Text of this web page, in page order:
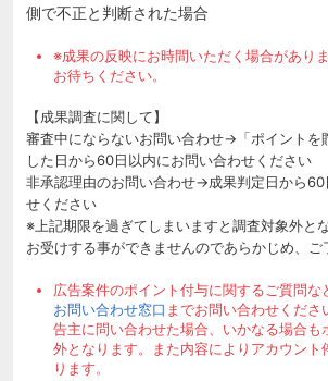
側で不正と判断された場合
※成果の反映にお時間いただく場合があり
お待ちください。
【成果調査に関して】
審査中にならないお問い合わせ→「ポイントを
した日から60日以内にお問い合わせください
非承認理由のお問い合わせ→成果判定日から60
せください
※上記期限を過ぎてしまいますと調査対象外と
お受けする事ができませんのであらかじめ、ご
広告案件のポイント付与に関するご質問な
お問い合わせ窓口 までお問い合わせくだ
告主に問い合わせた場合、いかなる場合も
外となります。また内容によりアカウント
ります。